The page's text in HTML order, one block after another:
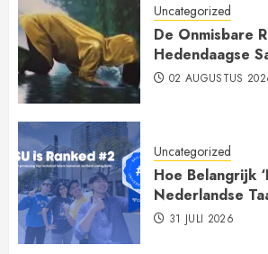
Uncategorized
De Onmisbare
Hedendaagse
02 AUGUSTUS
Uncategorized
Hoe Belangrijk
Nederlandse
31 JULI 2026